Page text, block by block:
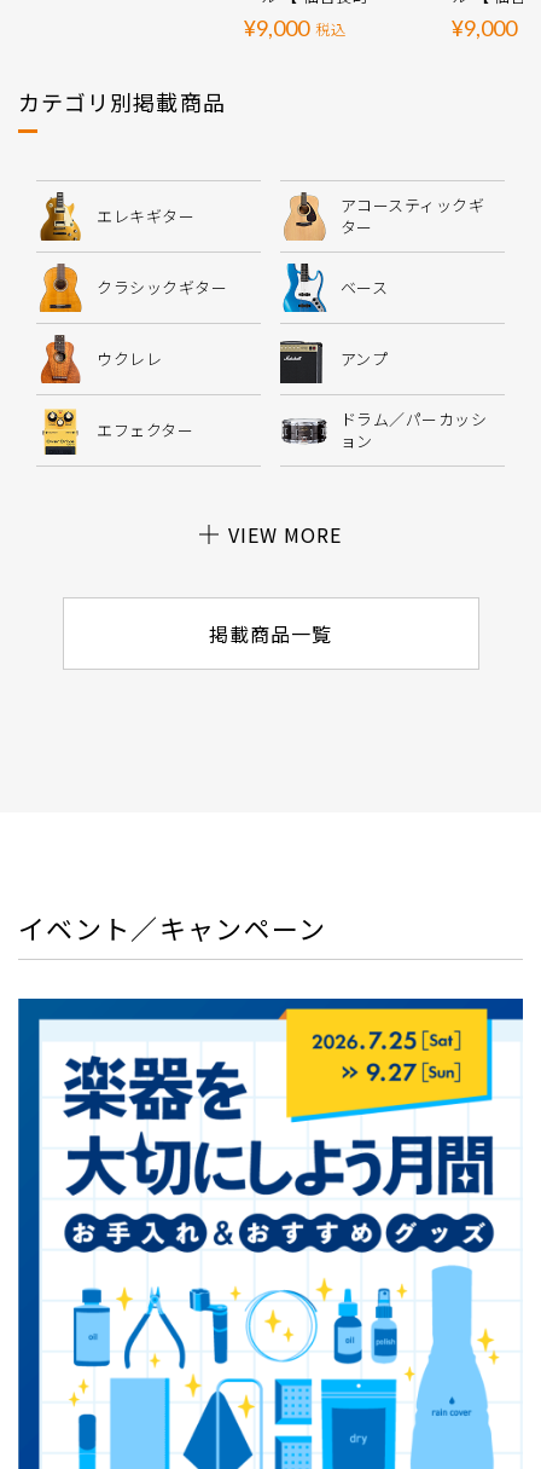
¥9,000 税込 ¥9,000
カテゴリ別掲載商品
エレキギター
アコースティックギ
ター
クラシックギター ベース
ウクレレ アンプ
エフェクター
ドラム／パーカッシ
ョン
VIEW MORE
掲載商品一覧
イベント／キャンペーン